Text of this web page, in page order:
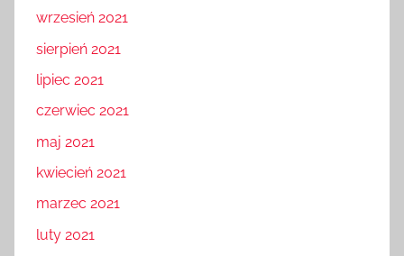
wrzesień 2021
sierpień 2021
lipiec 2021
czerwiec 2021
maj 2021
kwiecień 2021
marzec 2021
luty 2021